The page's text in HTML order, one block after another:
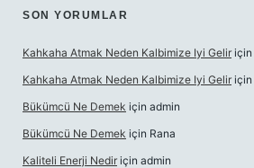
SON YORUMLAR
Kahkaha Atmak Neden Kalbimize Iyi Gelir için
Kahkaha Atmak Neden Kalbimize Iyi Gelir için
Bükümcü Ne Demek için admin
Bükümcü Ne Demek için Rana
Kaliteli Enerji Nedir için admin